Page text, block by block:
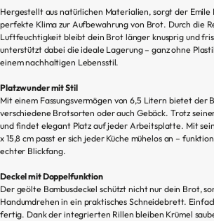
Hergestellt aus natürlichen Materialien, sorgt der
perfekte Klima zur Aufbewahrung von Brot. Durch die
Luftfeuchtigkeit bleibt dein Brot länger knusprig und
unterstützt dabei die ideale Lagerung – ganz ohne
einem nachhaltigen Lebensstil.
Platzwunder mit Stil
Mit einem Fassungsvermögen von 6,5 Litern bietet der
verschiedene Brotsorten oder auch Gebäck. Trotz
und findet elegant Platz auf jeder Arbeitsplatte. Mit
x 15,8 cm passt er sich jeder Küche mühelos an –
echter Blickfang.
Deckel mit Doppelfunktion
Der geölte Bambusdeckel schützt nicht nur dein Brot,
Handumdrehen in ein praktisches Schneidebrett.
fertig. Dank der integrierten Rillen bleiben Krümel